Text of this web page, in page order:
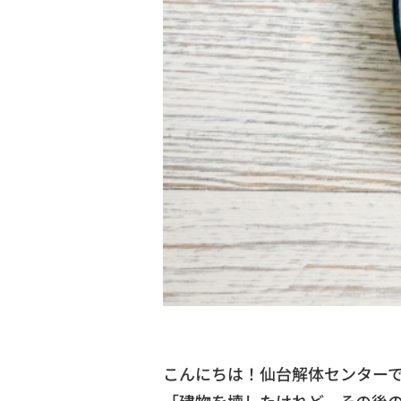
こんにちは！仙台解体センター